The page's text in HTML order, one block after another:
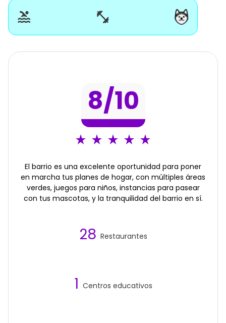
8/10
El barrio es una excelente oportunidad para poner
en marcha tus planes de hogar, con múltiples áreas
verdes, juegos para niños, instancias para pasear
con tus mascotas, y la tranquilidad del barrio en sí.
28 Restaurantes
1 Centros educativos